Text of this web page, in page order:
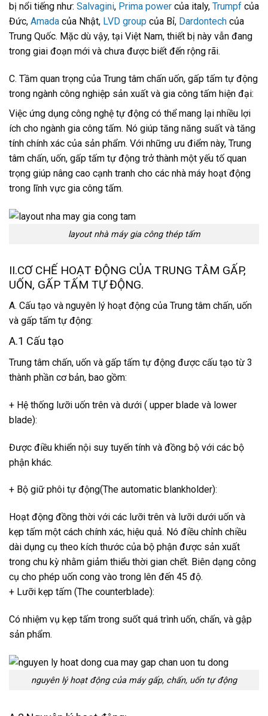
bị nổi tiếng như: Salvagini, Prima power của italy, Trumpf của
Đức, Amada của Nhật, LVD group của Bỉ, Dardontech của
Trung Quốc. Mặc dù vậy, tại Việt Nam, thiết bị này vẫn đang
trong giai đoạn mới và chưa được biết đến rộng rãi.
C. Tầm quan trọng của Trung tâm chấn uốn, gấp tấm tự động
trong ngành công nghiệp sản xuất và gia công tấm hiện đại:
Việc ứng dụng công nghệ tự động có thể mang lại nhiều lợi
ích cho ngành gia công tấm. Nó giúp tăng năng suất và tăng
tính chính xác của sản phẩm. Với những ưu điểm này, Trung
tâm chấn, uốn, gấp tấm tự động trở thành một yếu tố quan
trọng giúp nâng cao cạnh tranh cho các nhà máy hoạt động
trong lĩnh vực gia công tấm.
layout nhà máy gia công thép tấm
II.CƠ CHẾ HOẠT ĐỘNG CỦA TRUNG TÂM GẤP,
UỐN, GẤP TẤM TỰ ĐỘNG.
A. Cấu tạo và nguyên lý hoạt động của Trung tâm chấn, uốn
và gấp tấm tự động:
A.1 Cấu tạo
Trung tâm chấn, uốn và gấp tấm tự động được cấu tạo từ 3
thành phần cơ bản, bao gồm:
+ Hệ thống lưỡi uốn trên và dưới ( upper blade và lower
blade):
Được điều khiển nội suy tuyến tính và đồng bộ với các bộ
phận khác.
+ Bộ giữ phôi tự động(The automatic blankholder):
Hoạt động đồng thời với các lưỡi trên và lưỡi dưới uốn và
kẹp tấm một cách chính xác, hiệu quả. Nó điều chỉnh chiều
dài dụng cụ theo kích thước của bộ phận được sản xuất
trong chu kỳ nhằm giảm thiểu thời gian chết. Biên dạng công
cụ cho phép uốn cong vào trong lên đến 45 độ.
+ Lưỡi kẹp tấm (The counterblade):
Có nhiệm vụ kẹp tấm trong suốt quá trình uốn, chấn, và gập
sản phẩm.
nguyên lý hoạt động của máy gấp, chấn, uốn tự động